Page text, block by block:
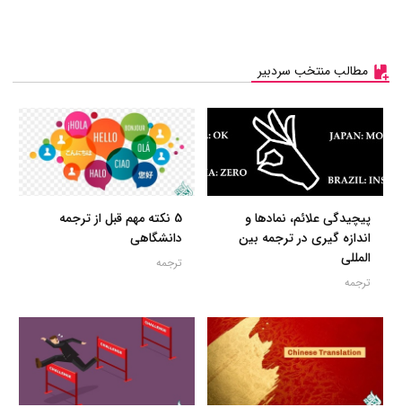
مطالب منتخب سردبیر
پیچیدگی علائم، نمادها و
اندازه گیری در ترجمه بین
المللی
ترجمه
5 نکته مهم قبل از ترجمه
دانشگاهی
ترجمه